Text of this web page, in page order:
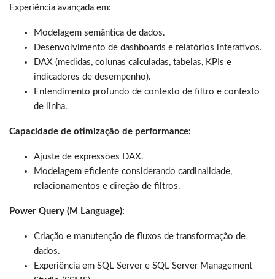
Experiência avançada em:
Modelagem semântica de dados.
Desenvolvimento de dashboards e relatórios interativos.
DAX (medidas, colunas calculadas, tabelas, KPIs e
indicadores de desempenho).
Entendimento profundo de contexto de filtro e contexto
de linha.
Capacidade de otimização de performance:
Ajuste de expressões DAX.
Modelagem eficiente considerando cardinalidade,
relacionamentos e direção de filtros.
Power Query (M Language):
Criação e manutenção de fluxos de transformação de
dados.
Experiência em SQL Server e SQL Server Management